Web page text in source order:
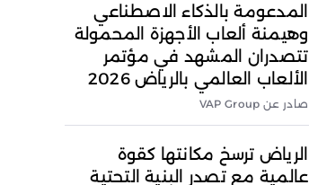
المدعومة بالذكاء الاصطناعي
وهيمنة ألعاب الأجهزة المحمولة
تتصدران المشهد في مؤتمر
الألعاب العالمي بالرياض 2026
صادر عن VAP Group
الرياض ترسخ مكانتها كقوة
عالمية مع تصدر البنية التحتية